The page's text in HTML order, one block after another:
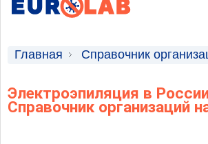
Главная Справочник
Электроэпиляция в
Справочник организаций